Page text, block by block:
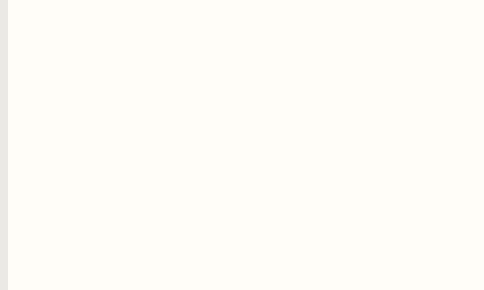
）。
式：点击「Enroll for Free」后，在支付弹窗
估是否合适。